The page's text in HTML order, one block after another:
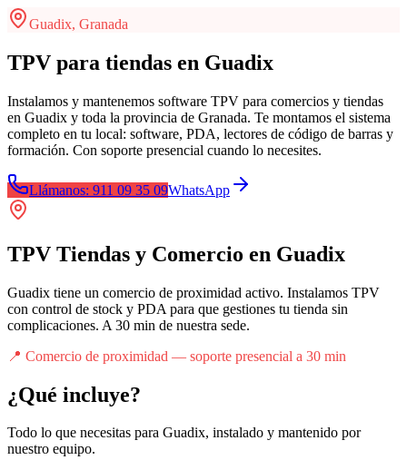
Guadix, Granada
TPV para tiendas en Guadix
Instalamos y mantenemos software TPV para comercios y tiendas
en Guadix y toda la provincia de Granada. Te montamos el sistema
completo en tu local: software, PDA, lectores de código de barras y
formación. Con soporte presencial cuando lo necesites.
Llámanos: 911 09 35 09WhatsApp
TPV Tiendas y Comercio en Guadix
Guadix tiene un comercio de proximidad activo. Instalamos TPV
con control de stock y PDA para que gestiones tu tienda sin
complicaciones. A 30 min de nuestra sede.
📍 Comercio de proximidad — soporte presencial a 30 min
¿Qué incluye?
Todo lo que necesitas para Guadix, instalado y mantenido por
nuestro equipo.